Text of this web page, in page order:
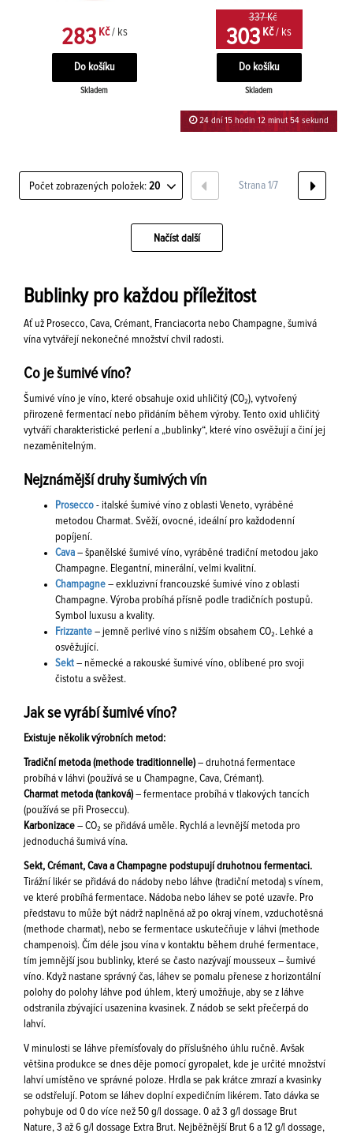
283Kč / ks
Skladem
337 Kč
303 Kč / ks
Skladem
24 dní 15 hodin 12 minut 54 sekund
Počet zobrazených položek: 20
Načíst další
Strana 1/7
Bublinky pro každou příležitost
Ať už Prosecco, Cava, Crémant, Franciacorta nebo Champagne, šumivá
vína vytvářejí nekonečné množství chvil radosti.
Co je šumivé víno?
Šumivé víno je víno, které obsahuje oxid uhličitý (CO₂), vytvořený
přirozeně fermentací nebo přidáním během výroby. Tento oxid uhličitý
vytváří charakteristické perlení a „bublinky“, které víno osvěžují a činí jej
nezaměnitelným.
Nejznámější druhy šumivých vín
Prosecco - italské šumivé víno z oblasti Veneto, vyráběné
metodou Charmat. Svěží, ovocné, ideální pro každodenní
popíjení.
Cava – španělské šumivé víno, vyráběné tradiční metodou jako
Champagne. Elegantní, minerální, velmi kvalitní.
Champagne – exkluzivní francouzské šumivé víno z oblasti
Champagne. Výroba probíhá přísně podle tradičních postupů.
Symbol luxusu a kvality.
Frizzante – jemně perlivé víno s nižším obsahem CO₂. Lehké a
osvěžující.
Sekt – německé a rakouské šumivé víno, oblíbené pro svoji
čistotu a svěžest.
Jak se vyrábí šumivé víno?
Existuje několik výrobních metod:
Tradiční metoda (methode traditionnelle) – druhotná fermentace
probíhá v láhvi (používá se u Champagne, Cava, Crémant).
Charmat metoda (tanková) – fermentace probíhá v tlakových tancích
(používá se při Proseccu).
Karbonizace – CO₂ se přidává uměle. Rychlá a levnější metoda pro
jednoduchá šumivá vína.
Sekt, Crémant, Cava a Champagne podstupují druhotnou fermentaci.
Tirážní likér se přidává do nádoby nebo láhve (tradiční metoda) s vínem,
ve které probíhá fermentace. Nádoba nebo láhev se poté uzavře. Pro
představu to může být nádrž naplněná až po okraj vínem, vzduchotěsná
(methode charmat), nebo se fermentace uskutečňuje v láhvi (methode
champenois). Čím déle jsou vína v kontaktu během druhé fermentace,
tím jemnější jsou bublinky, které se často nazývají mousseux – šumivé
víno. Když nastane správný čas, láhev se pomalu přenese z horizontální
polohy do polohy láhve pod úhlem, který umožňuje, aby se z láhve
odstranila zbývající usazenina kvasinek. Z nádob se sekt přečerpá do
lahví.
V minulosti se láhve přemísťovaly do příslušného úhlu ručně. Avšak
většina produkce se dnes děje pomocí gyropalet, kde je určité množství
lahví umístěno ve správné poloze. Hrdla se pak krátce zmrazí a kvasinky
se odstřelují. Potom se láhev doplní expedičním likérem. Tato dávka se
pohybuje od 0 do více než 50 g/l dossage. 0 až 3 g/l dossage Brut
Nature, 3 až 6 g/l dossage Extra Brut. Nejběžnější Brut 6 a 12 g/l dossage,